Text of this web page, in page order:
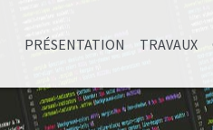
PRÉSENTATION (CURRENT)
TRAVAUX